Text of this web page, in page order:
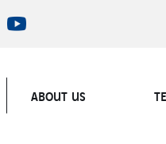
ABOUT US